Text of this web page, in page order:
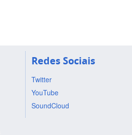
Redes Sociais
Twitter
YouTube
SoundCloud